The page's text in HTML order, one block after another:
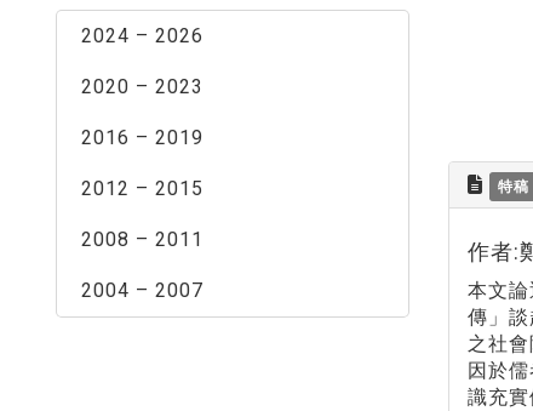
2024 – 2026
2020 – 2023
2016 – 2019
2012 – 2015
2008 – 2011
2004 – 2007
特稿
作者:
本文
傳」
之社
因於
識充